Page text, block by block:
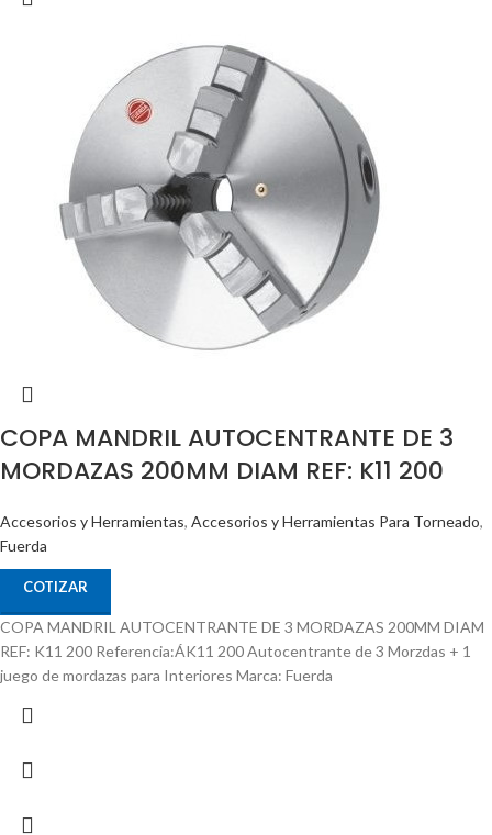
COPA MANDRIL AUTOCENTRANTE DE 3
MORDAZAS 200MM DIAM REF: K11 200
Accesorios y Herramientas, Accesorios y Herramientas Para Torneado,
Fuerda
COTIZAR
COPA MANDRIL AUTOCENTRANTE DE 3 MORDAZAS 200MM DIAM
REF: K11 200 Referencia:ÁK11 200 Autocentrante de 3 Morzdas + 1
juego de mordazas para Interiores Marca: Fuerda